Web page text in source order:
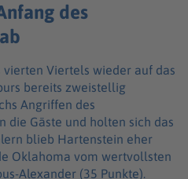
des
Viertels wieder auf das
bereits zweistellig
Angriffen des
die Gäste und holten sich das
blieb Hartenstein eher
Oklahoma vom wertvollsten
Alexander (35 Punkte).